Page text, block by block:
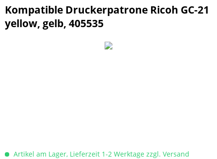
Kompatible Druckerpatrone Ricoh GC-21
yellow, gelb, 405535
Artikel am Lager, Lieferzeit 1-2 Werktage zzgl. Versand